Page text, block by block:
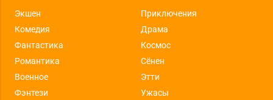
Экшен
Приключения
Комедия
Драма
Фантастика
Космос
Романтика
Сёнен
Военное
Этти
Фэнтези
Ужасы